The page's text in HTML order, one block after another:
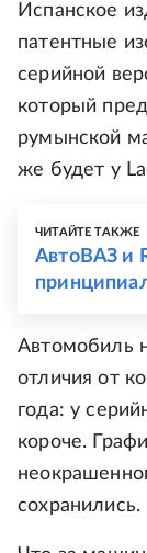
Испанское
патентные
серийной
который
румынской
же будет у
ЧИТАЙТЕ ТАКЖЕ
АвтоВАЗ и
Автомобиль
отличия от
года: у
короче.
сохранились.